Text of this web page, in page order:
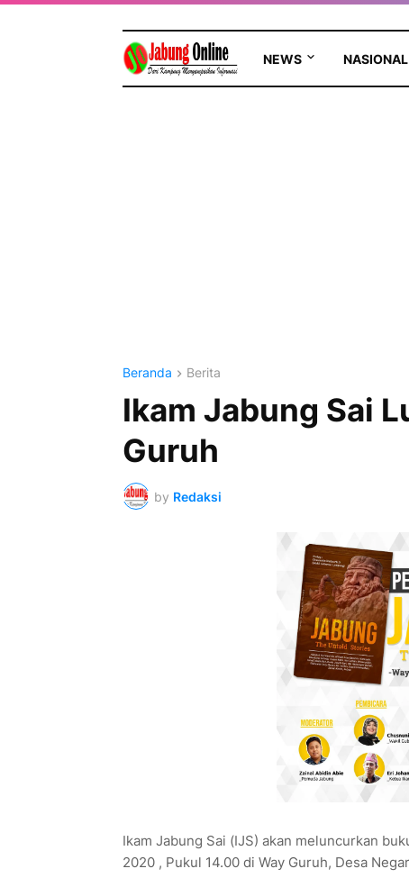
NEWS NASIONAL
Beranda Berita
Ikam Jabung Sai
Guruh
by Redaksi
Ikam Jabung Sai (IJS) akan meluncurkan
2020 , Pukul 14.00 di Way Guruh, Desa